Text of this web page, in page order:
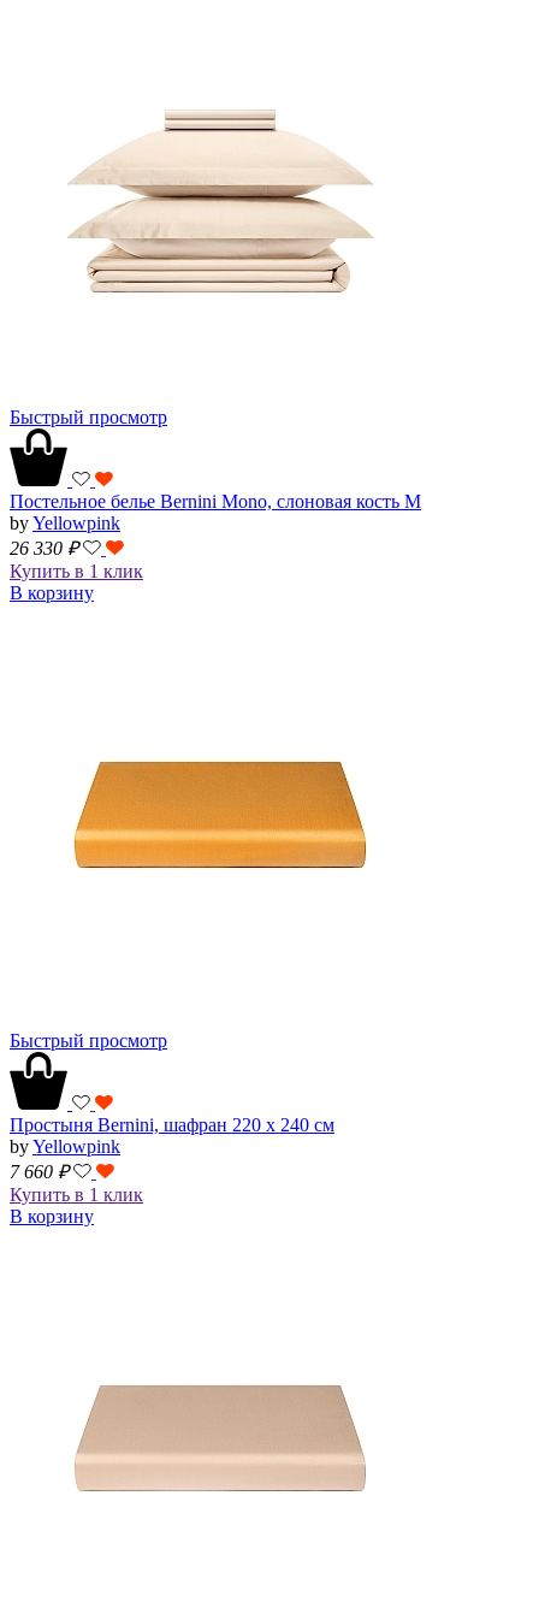
Быстрый просмотр
Постельное белье Bernini Mono, слоновая кость M
byYellowpink
26 330 ₽
Купить в 1 клик
В корзину
Быстрый просмотр
Простыня Bernini, шафран 220 х 240 см
byYellowpink
7 660 ₽
Купить в 1 клик
В корзину